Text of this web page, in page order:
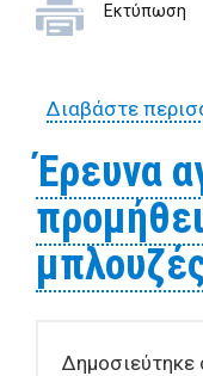
Εκτύπωση
Διαβάστε
Έρευνα
Δημοσιεύτηκε